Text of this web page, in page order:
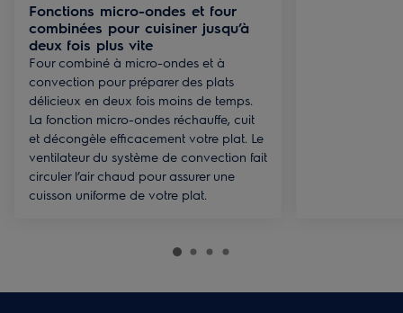
Fonctions micro-ondes et four
combinées pour cuisiner jusqu’à
deux fois plus vite
Four combiné à micro-ondes et à
convection pour préparer des plats
délicieux en deux fois moins de temps.
La fonction micro-ondes réchauffe, cuit
et décongèle efficacement votre plat. Le
ventilateur du système de convection fait
circuler l’air chaud pour assurer une
cuisson uniforme de votre plat.